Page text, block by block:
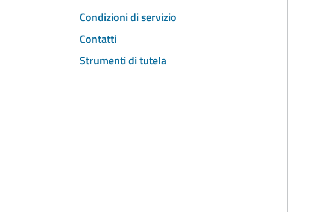
Condizioni di servizio
Contatti
Strumenti di tutela